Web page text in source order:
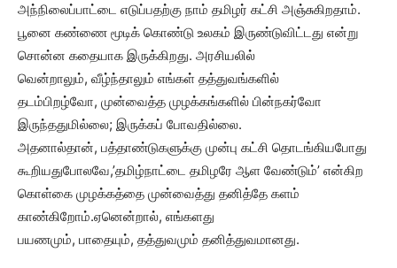
அந்நிலைப்பாட்டை எடுப்பதற்கு நாம் தமிழர் கட்சி அஞ்சுகிறதாம்.
பூனை கண்ணை மூடிக் கொண்டு உலகம் இருண்டுவிட்டது என்று
சொன்ன கதையாக இருக்கிறது. அரசியலில்
வென்றாலும், வீழ்ந்தாலும் எங்கள் தத்துவங்களில்
தடம்பிறழ்வோ, முன்வைத்த முழக்கங்களில் பின்நகர்வோ
இருந்ததுமில்லை; இருக்கப் போவதில்லை.
அதனால்தான், பத்தாண்டுகளுக்கு முன்பு கட்சி தொடங்கியபோது
கூறியதுபோலவே,’தமிழ்நாட்டை தமிழரே ஆள வேண்டும்’ என்கிற
கொள்கை முழக்கத்தை முன்வைத்து தனித்தே களம்
காண்கிறோம்.ஏனென்றால், எங்களது
பயணமும், பாதையும், தத்துவமும் தனித்துவமானது.